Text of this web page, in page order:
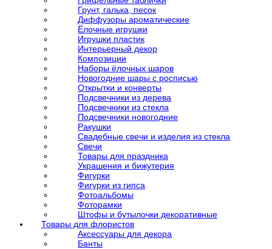
Грунт, галька, песок
Диффузоры ароматические
Ёлочные игрушки
Игрушки пластик
Интерьерный декор
Композиции
Наборы ёлочных шаров
Новогодние шары с росписью
Открытки и конверты
Подсвечники из дерева
Подсвечники из стекла
Подсвечники новогодние
Ракушки
Свадебные свечи и изделия из стекла
Свечи
Товары для праздника
Украшения и бижутерия
Фигурки
Фигурки из гипса
Фотоальбомы
Фоторамки
Штофы и бутылочки декоративные
Товары для флористов
Аксессуары для декора
Банты